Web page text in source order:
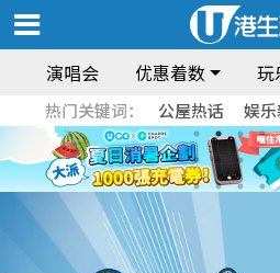
演唱会 优惠着数 玩
热门关键词： 公屋热话 娱